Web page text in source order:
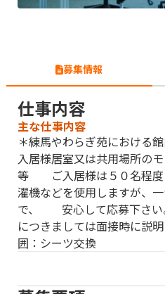
募集情報
仕事内容
主な仕事内容
＊練馬やわらぎ苑における
入居様居室又は共用場所の
等 ご入居様は５０名程度
濯機などを使用しますが、
で、 安心して応募下さ
につきましては面接時に
囲：シーツ交換